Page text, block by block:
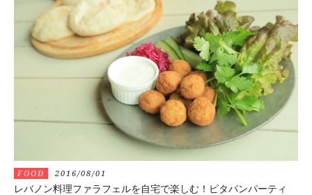
FOOD 2016/08/01
レバノン料理ファラフェルを自宅で楽しむ！ピタパンパーティ